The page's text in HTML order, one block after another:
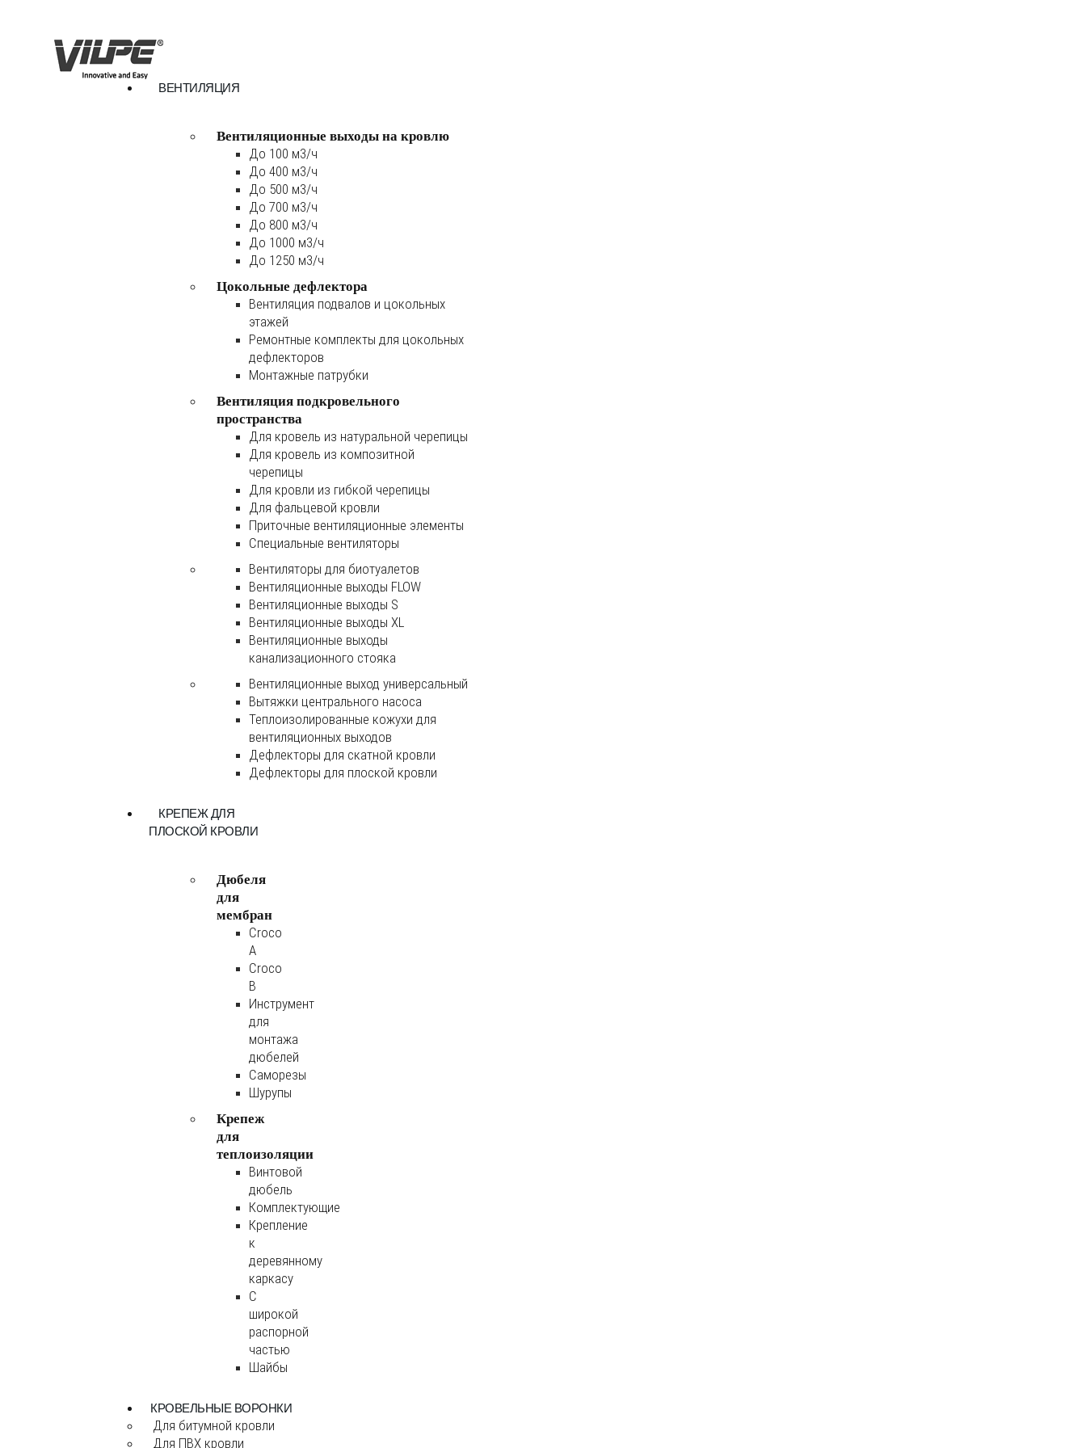
ВЕНТИЛЯЦИЯ
Вентиляционные выходы на кровлю
До 100 м3/ч
До 400 м3/ч
До 500 м3/ч
До 700 м3/ч
До 800 м3/ч
До 1000 м3/ч
До 1250 м3/ч
Цокольные дефлектора
Вентиляция подвалов и цокольных
этажей
Ремонтные комплекты для цокольных
дефлекторов
Монтажные патрубки
Вентиляция подкровельного
пространства
Для кровель из натуральной черепицы
Для кровель из композитной
черепицы
Для кровли из гибкой черепицы
Для фальцевой кровли
Приточные вентиляционные элементы
Специальные вентиляторы
Вентиляторы для биотуалетов
Вентиляционные выходы FLOW
Вентиляционные выходы S
Вентиляционные выходы XL
Вентиляционные выходы
канализационного стояка
Вентиляционные выход универсальный
Вытяжки центрального насоса
Теплоизолированные кожухи для
вентиляционных выходов
Дефлекторы для скатной кровли
Дефлекторы для плоской кровли
КРЕПЕЖ ДЛЯ
ПЛОСКОЙ КРОВЛИ
Дюбеля
для
мембран
Croco
A
Croco
B
Инструмент
для
монтажа
дюбелей
Саморезы
Шурупы
Крепеж
для
теплоизоляции
Винтовой
дюбель
Комплектующие
Крепление
к
деревянному
каркасу
С
широкой
распорной
частью
Шайбы
КРОВЕЛЬНЫЕ ВОРОНКИ
Для битумной кровли
Для ПВХ кровли